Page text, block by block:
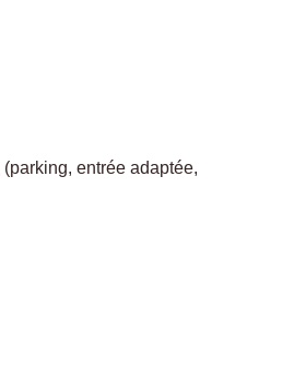
(parking, entrée adaptée,